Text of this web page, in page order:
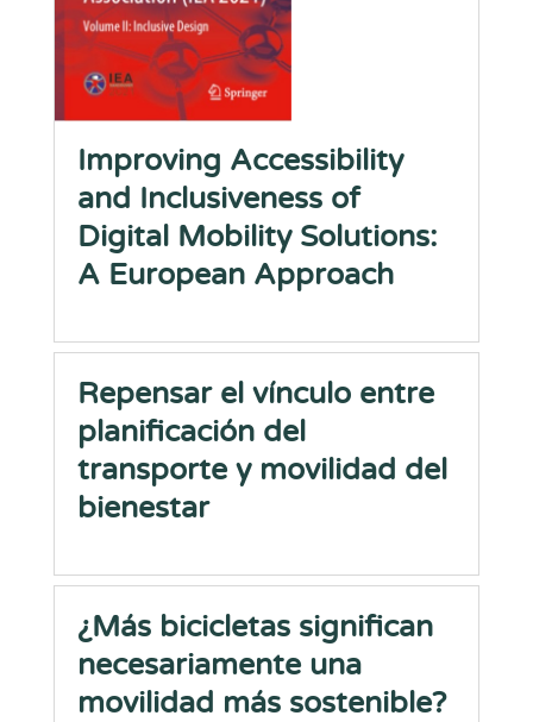
Improving Accessibility
and Inclusiveness of
Digital Mobility Solutions:
A European Approach
Repensar el vínculo entre
planificación del
transporte y movilidad del
bienestar
¿Más bicicletas significan
necesariamente una
movilidad más sostenible?